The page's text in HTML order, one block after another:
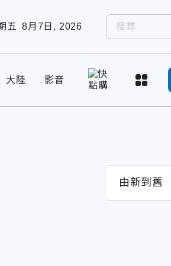
五 8月7日, 2026
大陸 影音
由新到舊